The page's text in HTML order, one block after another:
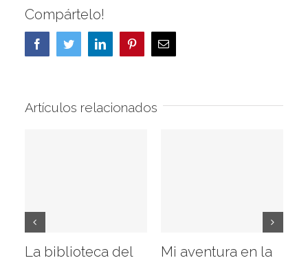
Compártelo!
FacebookTwitterLinkedInPinterestCorreo
electrónico
Artículos relacionados
La biblioteca del
Mi aventura en la